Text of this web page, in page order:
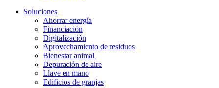
Soluciones
Ahorrar energía
Financiación
Digitalización
Aprovechamiento de residuos
Bienestar animal
Depuración de aire
Llave en mano
Edificios de granjas